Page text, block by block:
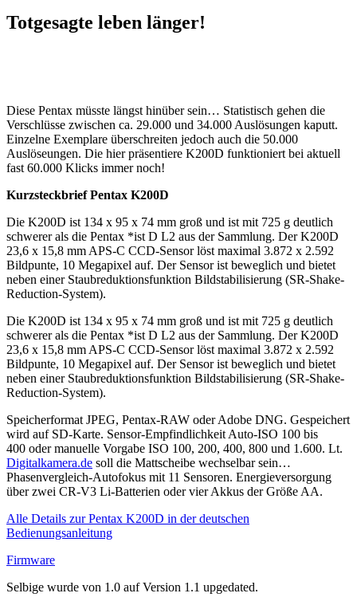
Totgesagte leben länger!
Diese Pentax müsste längst hinüber sein… Statistisch gehen die
Verschlüsse zwischen ca. 29.000 und 34.000 Auslösungen kaputt.
Einzelne Exemplare überschreiten jedoch auch die 50.000
Auslöseungen. Die hier präsentiere K200D funktioniert bei aktuell
fast 60.000 Klicks immer noch!
Kurzsteckbrief Pentax K200D
Die K200D ist 134 x 95 x 74 mm groß und ist mit 725 g deutlich
schwerer als die Pentax *ist D L2 aus der Sammlung. Der K200D
23,6 x 15,8 mm APS-C CCD-Sensor löst maximal 3.872 x 2.592
Bildpunte, 10 Megapixel auf. Der Sensor ist beweglich und bietet
neben einer Staubreduktionsfunktion Bildstabilisierung (SR-Shake-
Reduction-System).
Die K200D ist 134 x 95 x 74 mm groß und ist mit 725 g deutlich
schwerer als die Pentax *ist D L2 aus der Sammlung. Der K200D
23,6 x 15,8 mm APS-C CCD-Sensor löst maximal 3.872 x 2.592
Bildpunte, 10 Megapixel auf. Der Sensor ist beweglich und bietet
neben einer Staubreduktionsfunktion Bildstabilisierung (SR-Shake-
Reduction-System).
Speicherformat JPEG, Pentax-RAW oder Adobe DNG. Gespeichert
wird auf SD-Karte. Sensor-Empfindlichkeit Auto-ISO 100 bis
400 oder manuelle Vorgabe ISO 100, 200, 400, 800 und 1.600. Lt.
Digitalkamera.de soll die Mattscheibe wechselbar sein…
Phasenvergleich-Autofokus mit 11 Sensoren. Energieversorgung
über zwei CR-V3 Li-Batterien oder vier Akkus der Größe AA.
Alle Details zur Pentax K200D in der deutschen
Bedienungsanleitung
Firmware
Selbige wurde von 1.0 auf Version 1.1 upgedated.